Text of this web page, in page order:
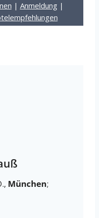
| Anmeldung|
München;